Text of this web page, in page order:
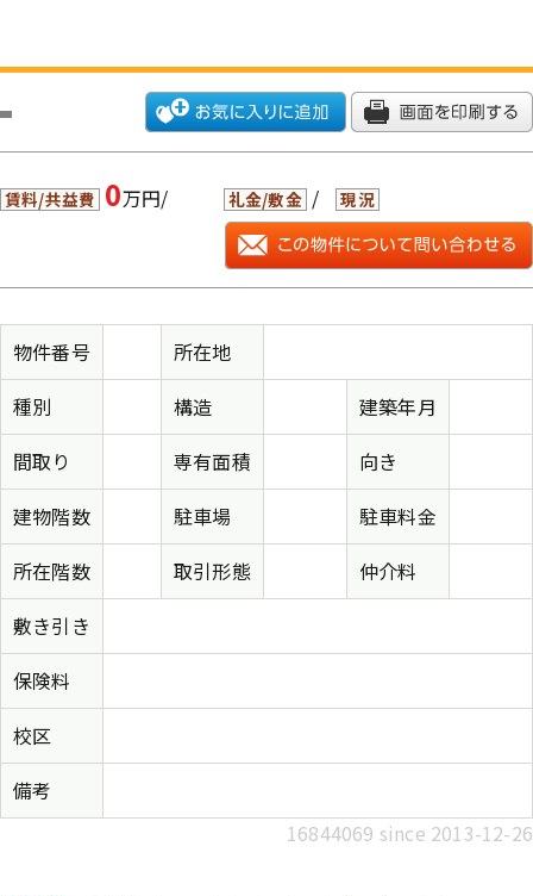
賃料/共益費 0万円/ 礼金/敷金 / 現況
物件番号
所在地
種別
構造
建築年月
間取り
専有面積
向き
建物階数
駐車場
駐車料金
所在階数
取引形態
仲介料
敷き引き
保険料
校区
備考
16844069 since 2013-12-26